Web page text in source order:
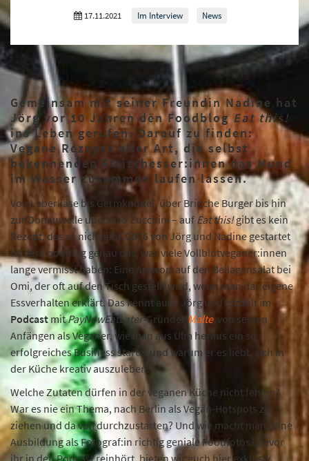
17.11.2021 Im Interview News
Gemeinsam mit seiner Freundin Nadine hat
Jörg vor 10 Jahren den Foodblog Eat this!
ins Leben gerufen. Darauf zu finden:
Vegane Rezepte aller Art, die selbst
bekennenden Fleischesser:innen das Mund
im Wasser zusammen laufen lassen.
Von Leberkäse bis Germknödel, über Brioche Burger bis hin
zur Donauwelle und Miso Zucchini – auf Eat this!gibt es kein
Rezept, das es nicht gibt. 2006 von Jörg und Nadine gestartet
ist der Foodblog genau das, was viele Vollblutveganer:innen
lange vermisst haben: Eine Antwort auf den Beilagensalat bei
Omi, der oft auf den Tisch gestellt wird, wenn man das eigene
Essverhalten erklärt. Das kennt auch Jörg und erzählt im
Podcast mitPayNowEatLater-Gründer Maltevon seinen
Anfängen als Veganer, wie man aus Ulm heraus ein so
erfolgreiches Business startet und warum er es liebt, sich in
der Küche kreativ auszuleben.
Welche Zutaten dürfen in der veganen Küche nicht fehlen?
War es nie ein Thema, nach Berlin als Vegan-Hotspots zu
ziehen und da voll durchzustarten? Und wie macht man ohne
Ausbildung als Fotograf:in richtig geniale Foodfotos? Bevor